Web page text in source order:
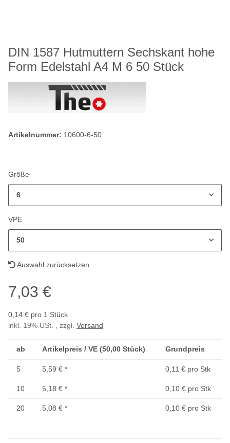
DIN 1587 Hutmuttern Sechskant hohe
Form Edelstahl A4 M 6 50 Stück
Artikelnummer: 10600-6-50
Größe
6
VPE
50
Auswahl zurücksetzen
7,03 €
0,14 € pro 1 Stück
inkl. 19% USt. , zzgl. Versand
ab Artikelpreis / VE (50,00 Stück) Grundpreis
5 5,59 € * 0,11 € pro Stk
10 5,18 € * 0,10 € pro Stk
20 5,08 € * 0,10 € pro Stk